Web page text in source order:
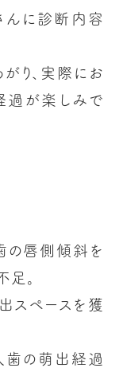
んに診断内容
り、実際にお
過が楽しみで
の唇側傾斜を
。
スペースを獲
歯の萌出経過